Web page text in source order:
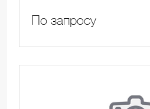
По запросу